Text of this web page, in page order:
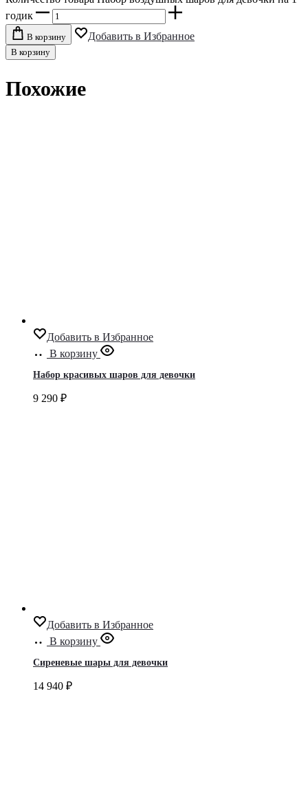
годик
В корзину Добавить в Избранное
В корзину
Похожие
Добавить в Избранное
В корзину
Набор красивых шаров для девочки
9 290 ₽
Добавить в Избранное
В корзину
Сиреневые шары для девочки
14 940 ₽